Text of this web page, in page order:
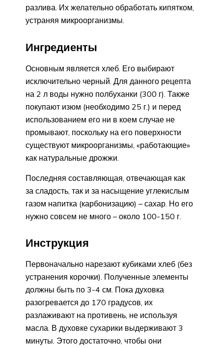
разлива. Их желательно обработать кипятком,
устраняя микроорганизмы.
Ингредиенты
Основным является хлеб. Его выбирают
исключительно черный. Для данного рецепта
на 2 л воды нужно полбуханки (300 г). Также
покупают изюм (необходимо 25 г.) и перед
использованием его ни в коем случае не
промывают, поскольку на его поверхности
существуют микроорганизмы, «работающие»
как натуральные дрожжи.
Последняя составляющая, отвечающая как
за сладость, так и за насыщение углекислым
газом напитка (карбонизацию) – сахар. Но его
нужно совсем не много – около 100-150 г.
Инструкция
Первоначально нарезают кубиками хлеб (без
устранения корочки). Полученные элементы
должны быть по 3-4 см. Пока духовка
разогревается до 170 градусов, их
разлаживают на противень, не используя
масла. В духовке сухарики выдерживают 3
минуты. Этого достаточно, чтобы они